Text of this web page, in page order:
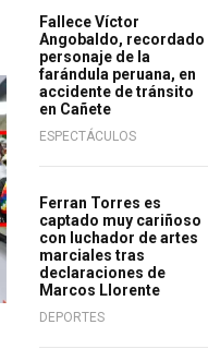
Fallece Víctor
Angobaldo, recordado
personaje de la
farándula peruana, en
accidente de tránsito
en Cañete
ESPECTÁCULOS
Ferran Torres es
captado muy cariñoso
con luchador de artes
marciales tras
declaraciones de
Marcos Llorente
DEPORTES